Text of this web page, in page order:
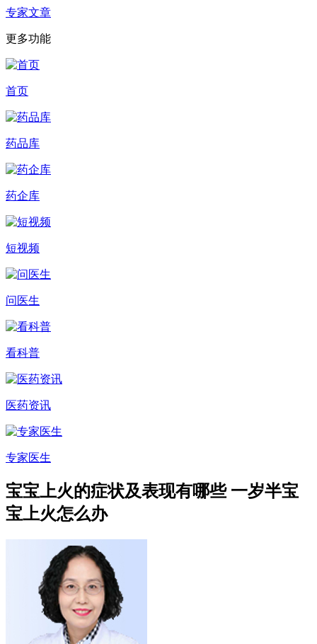
专家文章
更多功能
首页
药品库
药企库
短视频
问医生
看科普
医药资讯
专家医生
宝宝上火的症状及表现有哪些 一岁半宝
宝上火怎么办